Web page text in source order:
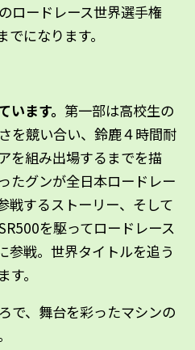
ロードレース世界選手権
になります。
います。第一部は高校生の
を競い合い、鈴鹿４時間耐
を組み出場するまでを描
たグンが全日本ロードレー
戦するストーリー、そして
を駆ってロードレース
参戦。世界タイトルを追う
。
で、舞台を彩ったマシンの